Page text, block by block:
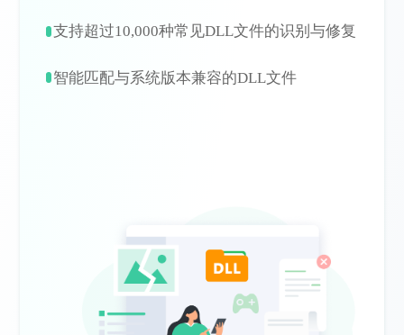
支持超过10,000种常见DLL文件的识别与修复
智能匹配与系统版本兼容的DLL文件